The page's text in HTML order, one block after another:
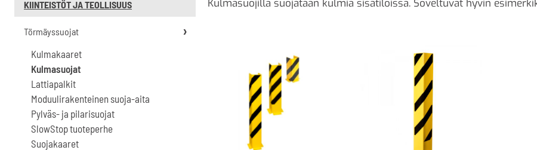
KIINTEISTÖT JA TEOLLISUUS
Törmäyssuojat
Kulmakaaret
Kulmasuojat
Lattiapalkit
Moduulirakenteinen suoja-aita
Pylväs- ja pilarisuojat
SlowStop tuoteperhe
Suojakaaret
Kulmasuojilla suojataan kulmia sisätiloissa. Soveltuvat hyvin